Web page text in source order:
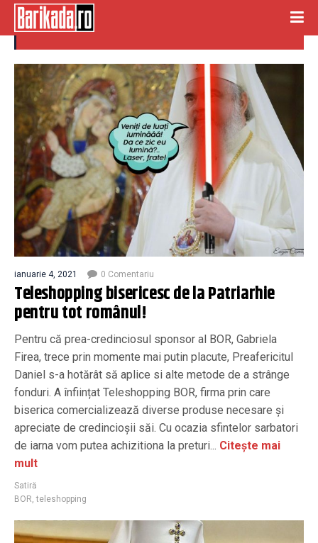
teleshopping
ianuarie 4, 2021 0 Comentariu
Teleshopping bisericesc de la Patriarhie
pentru tot românul!
Pentru că prea-credinciosul sponsor al BOR, Gabriela
Firea, trece prin momente mai putin placute, Preafericitul
Daniel s-a hotărât să aplice si alte metode de a strânge
fonduri. A înființat Teleshopping BOR, firma prin care
biserica comercializează diverse produse necesare și
apreciate de credincioșii săi. Cu ocazia sfintelor sarbatori
de iarna vom putea achizitiona la preturi... Citește mai
mult
Satiră
BOR,teleshopping